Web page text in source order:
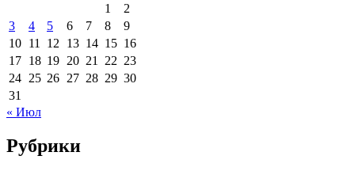
1
2
3
4 5 6 7 8
9
10 11 12 13 14 15 16
17 18 19 20 21 22 23
24 25 26 27 28 29 30
31
« Июл
Рубрики